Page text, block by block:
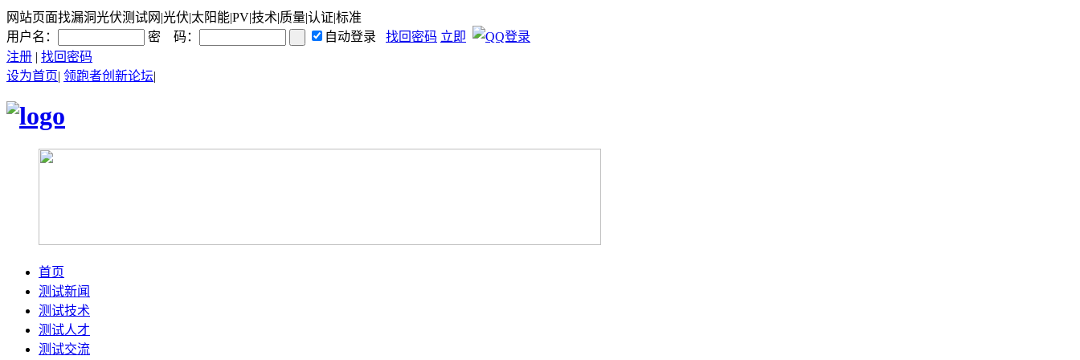
网站页面找漏洞光伏测试网|光伏|太阳能|PV|技术|质量|认证|标准
用户名：
密 码： 自动登录 找回密码 立即
注册 | 找回密码
设为首页| 领跑者创新论坛|
首页
测试新闻
测试技术
测试人才
测试交流